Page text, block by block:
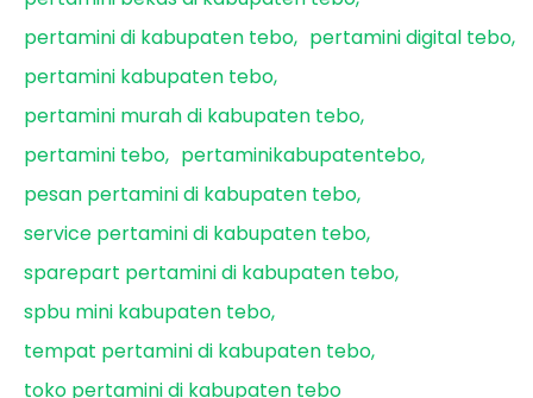
pertamini di kabupaten tebo
pertamini digital tebo
pertamini kabupaten tebo
pertamini murah di kabupaten tebo
pertamini tebo
pertaminikabupatentebo
pesan pertamini di kabupaten tebo
service pertamini di kabupaten tebo
sparepart pertamini di kabupaten tebo
spbu mini kabupaten tebo
tempat pertamini di kabupaten tebo
toko pertamini di kabupaten tebo